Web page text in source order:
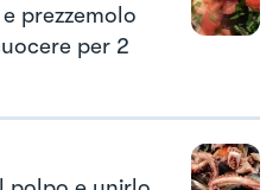
prezzemolo
per 2